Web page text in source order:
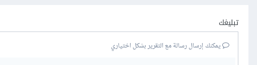
تبليغك
يمكنك إرسال رسالة مع التقرير بشكل اختياري